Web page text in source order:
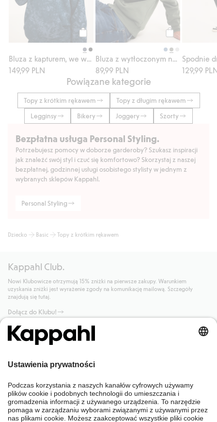
Kup
149,99 PLN
Kup
89,99 PLN
129,99
Powiązane kategorie
Topy z krótkim rękawem
Topy z długim rękawem
Legginsy
Bikery Joggery Szorty
Bezpłatna usługa Personal Styling.
Potrzebujesz pomocy w doborze garderoby? Szukasz inspiracji
jak znaleźć swój styl i czuć się komfortowo? Skorzystaj z naszej
bezpłatnej, godzinnej usługi osobistego stylisty w jednym z
wybranych sklepów Kappahl.
Personal Styling
Dziecko Basic Topy z krótkim rękawem
Kappahl Club.
Nowi Klubowicze otrzymują 15% zniżki na pierwsze zakupy. Warunkiem
uzyskania zniżki jest wyrażenie zgody na komunikację mailową. Szczegóły
znajdują się tutaj.
Dołącz do Klubu!
Potrzebujesz pomocy?